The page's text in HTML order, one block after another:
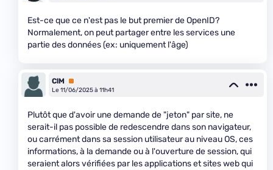
Est-ce que ce n'est pas le but premier de OpenID?
Normalement, on peut partager entre les services une
partie des données (ex: uniquement l'âge)
ClM
Premium
Le 11/06/2025 à 11h41
Plutôt que d'avoir une demande de "jeton" par site, ne
serait-il pas possible de redescendre dans son navigateur,
ou carrément dans sa session utilisateur au niveau OS, ces
informations, à la demande ou à l'ouverture de session, qui
seraient alors vérifiées par les applications et sites web qui